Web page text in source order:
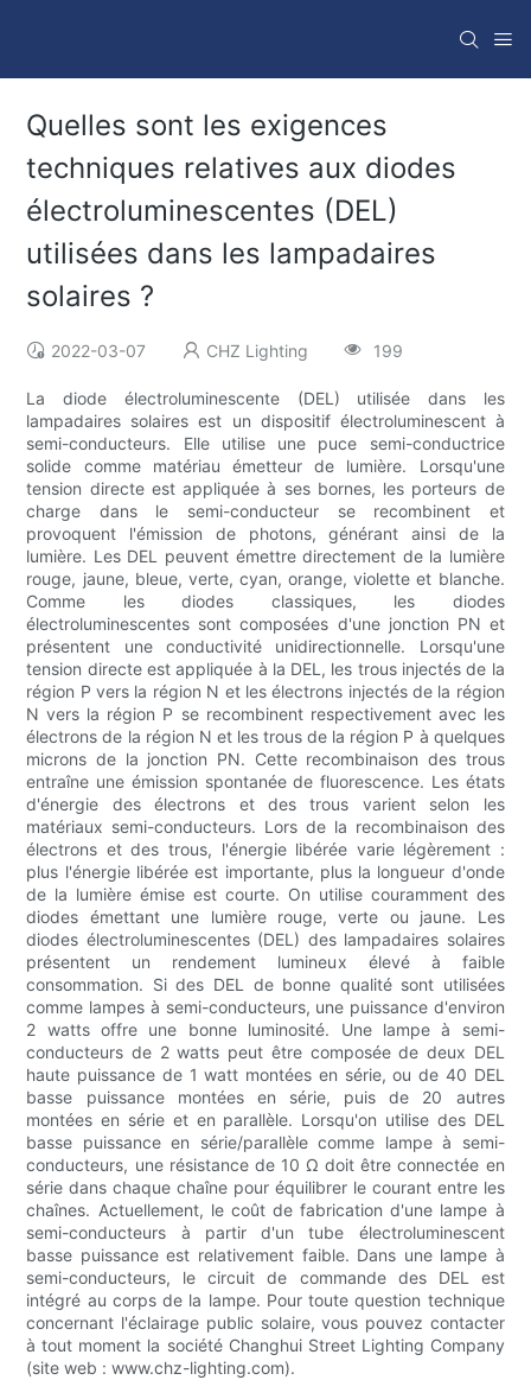
Quelles sont les exigences
techniques relatives aux diodes
électroluminescentes (DEL)
utilisées dans les lampadaires
solaires ?
2022-03-07 CHZ Lighting 199
La diode électroluminescente (DEL) utilisée dans les
lampadaires solaires est un dispositif électroluminescent à
semi-conducteurs. Elle utilise une puce semi-conductrice
solide comme matériau émetteur de lumière. Lorsqu'une
tension directe est appliquée à ses bornes, les porteurs de
charge dans le semi-conducteur se recombinent et
provoquent l'émission de photons, générant ainsi de la
lumière. Les DEL peuvent émettre directement de la lumière
rouge, jaune, bleue, verte, cyan, orange, violette et blanche.
Comme les diodes classiques, les diodes
électroluminescentes sont composées d'une jonction PN et
présentent une conductivité unidirectionnelle. Lorsqu'une
tension directe est appliquée à la DEL, les trous injectés de la
région P vers la région N et les électrons injectés de la région
N vers la région P se recombinent respectivement avec les
électrons de la région N et les trous de la région P à quelques
microns de la jonction PN. Cette recombinaison des trous
entraîne une émission spontanée de fluorescence. Les états
d'énergie des électrons et des trous varient selon les
matériaux semi-conducteurs. Lors de la recombinaison des
électrons et des trous, l'énergie libérée varie légèrement :
plus l'énergie libérée est importante, plus la longueur d'onde
de la lumière émise est courte. On utilise couramment des
diodes émettant une lumière rouge, verte ou jaune. Les
diodes électroluminescentes (DEL) des lampadaires solaires
présentent un rendement lumineux élevé à faible
consommation. Si des DEL de bonne qualité sont utilisées
comme lampes à semi-conducteurs, une puissance d'environ
2 watts offre une bonne luminosité. Une lampe à semi-
conducteurs de 2 watts peut être composée de deux DEL
haute puissance de 1 watt montées en série, ou de 40 DEL
basse puissance montées en série, puis de 20 autres
montées en série et en parallèle. Lorsqu'on utilise des DEL
basse puissance en série/parallèle comme lampe à semi-
conducteurs, une résistance de 10 Ω doit être connectée en
série dans chaque chaîne pour équilibrer le courant entre les
chaînes. Actuellement, le coût de fabrication d'une lampe à
semi-conducteurs à partir d'un tube électroluminescent
basse puissance est relativement faible. Dans une lampe à
semi-conducteurs, le circuit de commande des DEL est
intégré au corps de la lampe. Pour toute question technique
concernant l'éclairage public solaire, vous pouvez contacter
à tout moment la société Changhui Street Lighting Company
(site web : www.chz-lighting.com).